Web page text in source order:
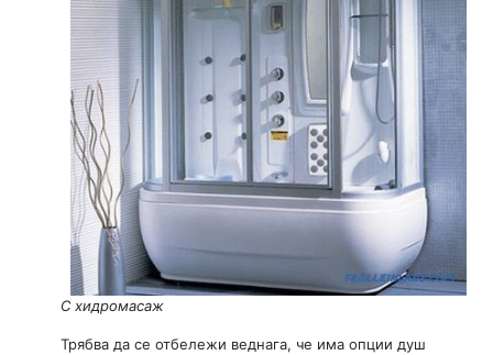
С хидромасаж
Трябва да се отбележи веднага, че има опции душ